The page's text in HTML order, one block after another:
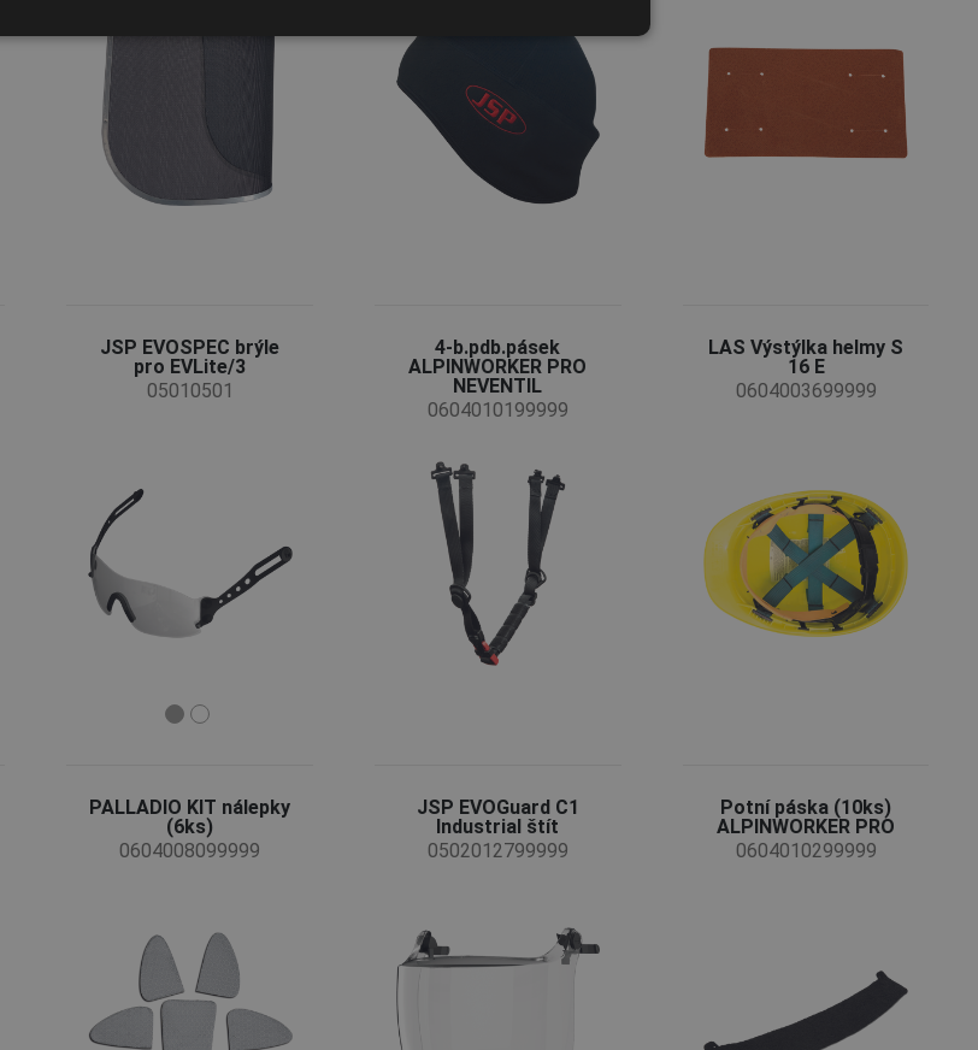
JSP EVOSPEC brýle
pro EVLite/3
05010501
4-b.pdb.pásek
ALPINWORKER PRO
NEVENTIL
0604010199999
LAS Výstýlka helmy S
16 E
0604003699999
PALLADIO KIT nálepky
(6ks)
0604008099999
JSP EVOGuard C1
Industrial štít
0502012799999
Potní páska (10ks)
ALPINWORKER PRO
0604010299999
DUTCH
SPANISH